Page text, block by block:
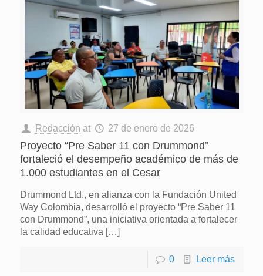
Redacción at 27 de enero de 2026
Proyecto “Pre Saber 11 con Drummond”
fortaleció el desempeño académico de más de
1.000 estudiantes en el Cesar
Drummond Ltd., en alianza con la Fundación United
Way Colombia, desarrolló el proyecto “Pre Saber 11
con Drummond”, una iniciativa orientada a fortalecer
la calidad educativa […]
0 Leer más